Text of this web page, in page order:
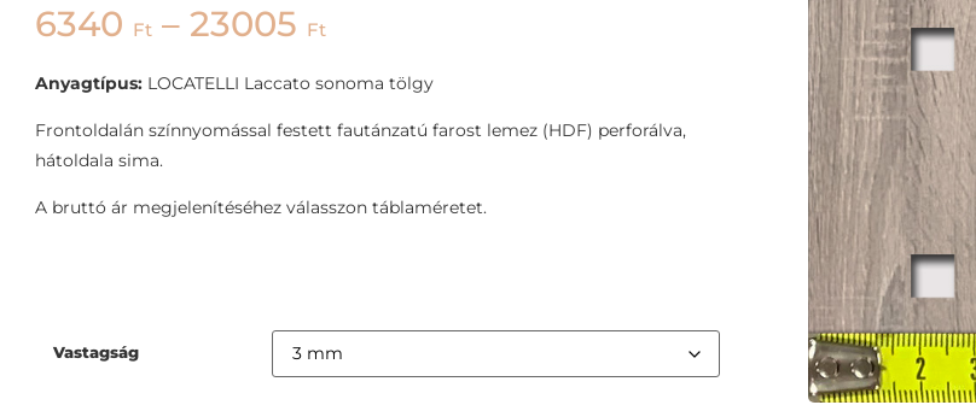
6340 Ft – 23005 Ft
Anyagtípus:LOCATELLI Laccato sonoma tölgy
Frontoldalán színnyomással festett fautánzatú farost lemez (HDF) perforálva,
hátoldala sima.
A bruttó ár megjelenítéséhez válasszon táblaméretet.
Vastagság